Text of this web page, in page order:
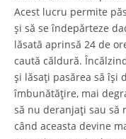
Acest lucru permite
și să se îndepărteze
lăsată aprinsă 24 de
caută căldură.
și lăsați pasărea să își
îmbunătățire, mai
să nu deranjați sau să
când aceasta devine